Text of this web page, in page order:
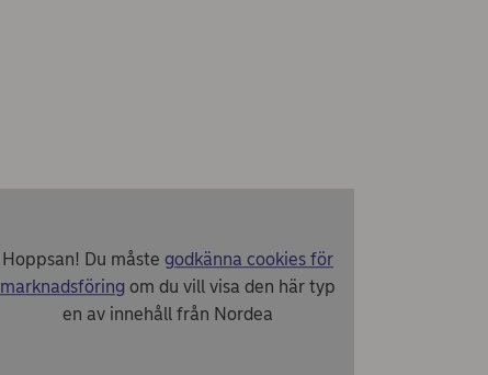
Hoppsan! Du måste godkänna cookies för
marknadsföring om du vill visa den här typ
en av innehåll från Nordea